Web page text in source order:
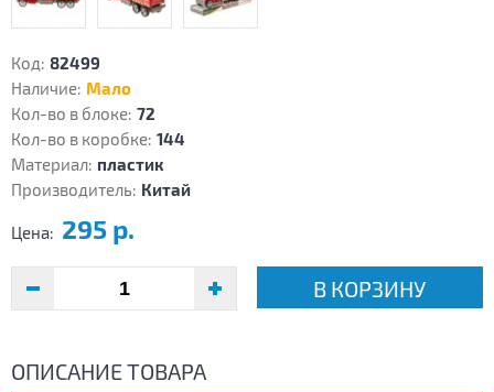
Код: 82499
Наличие: Мало
Кол-во в блоке: 72
Кол-во в коробке: 144
Материал: пластик
Производитель: Китай
Цена: 295 р.
В КОРЗИНУ
ОПИСАНИЕ ТОВАРА